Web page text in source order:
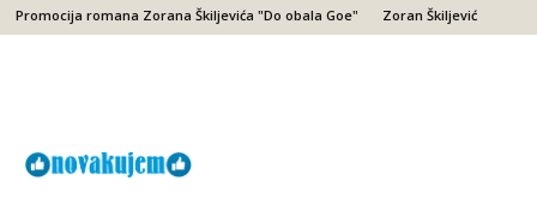
Promocija romana Zorana Škiljevića "Do obala Goe"
Zoran Škiljević